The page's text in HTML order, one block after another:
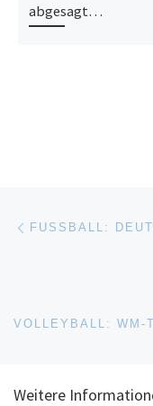
abgesagt…
Weitere